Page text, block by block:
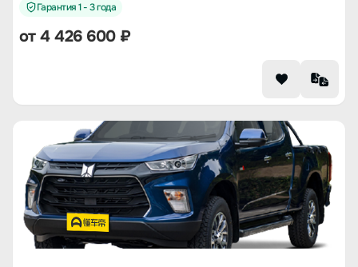
Гарантия 1 - 3 года
от 4 426 600 ₽